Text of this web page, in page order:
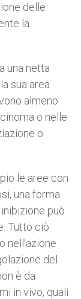
delle
la
una netta
sua area
almeno
o nelle
o
le aree con
una forma
può
Tutto ciò
nell’azione
del
è da
in vivo, quali